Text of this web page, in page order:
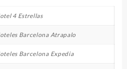
4 Estrellas
Barcelona Atrapalo
Barcelona Expedia